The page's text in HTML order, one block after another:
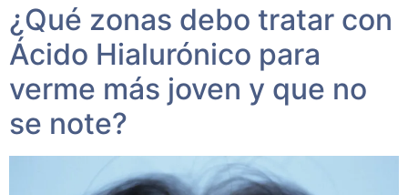
¿Qué zonas debo tratar con
Ácido Hialurónico para
verme más joven y que no
se note?